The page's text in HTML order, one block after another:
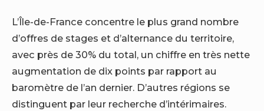
L’Île-de-France concentre le plus grand nombre
d’offres de stages et d’alternance du territoire,
avec près de 30% du total, un chiffre en très nette
augmentation de dix points par rapport au
baromètre de l’an dernier. D’autres régions se
distinguent par leur recherche d’intérimaires.